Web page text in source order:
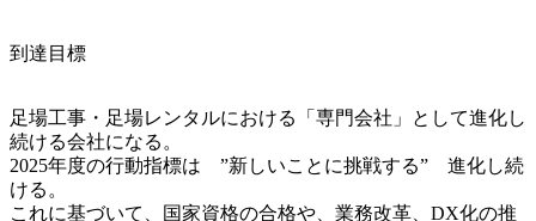
到達目標
足場工事・足場レンタルにおける「専門会社」として進化し
続ける会社になる。
2025年度の行動指標は　”新しいことに挑戦する”　進化し続
ける。
これに基づいて、国家資格の合格や、業務改革、DX化の推